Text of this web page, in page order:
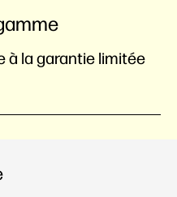
à la garantie limitée